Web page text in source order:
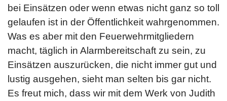
bei Einsätzen oder wenn etwas nicht ganz so toll
gelaufen ist in der Öffentlichkeit wahrgenommen.
Was es aber mit den Feuerwehrmitgliedern
macht, täglich in Alarmbereitschaft zu sein, zu
Einsätzen auszurücken, die nicht immer gut und
lustig ausgehen, sieht man selten bis gar nicht.
Es freut mich, dass wir mit dem Werk von Judith